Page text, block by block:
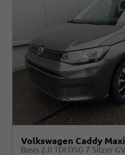
Volkswagen Caddy Maxi